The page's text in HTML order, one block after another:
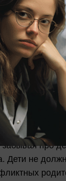
интересов
в
желания
чтобы
про
Дети не